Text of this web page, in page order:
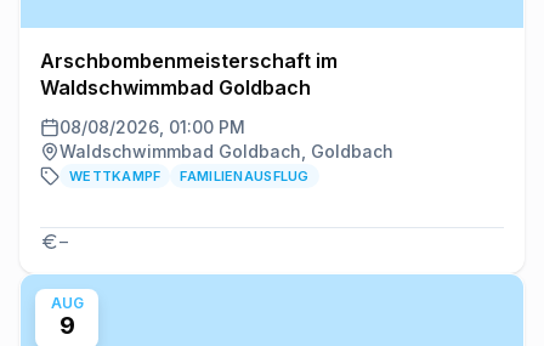
Arschbombenmeisterschaft im
Waldschwimmbad Goldbach
08/08/2026, 01:00 PM
Waldschwimmbad Goldbach, Goldbach
WETTKAMPF FAMILIENAUSFLUG
–
AUG
9